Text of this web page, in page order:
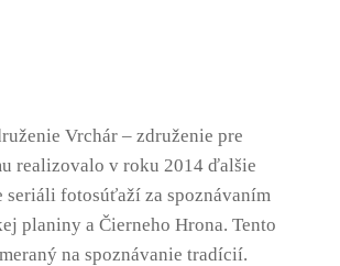
Vrchár – združenie pre
realizovalo v roku 2014 ďalšie
seriáli fotosúťaží za spoznávaním
planiny a Čierneho Hrona. Tento
na spoznávanie tradícií.